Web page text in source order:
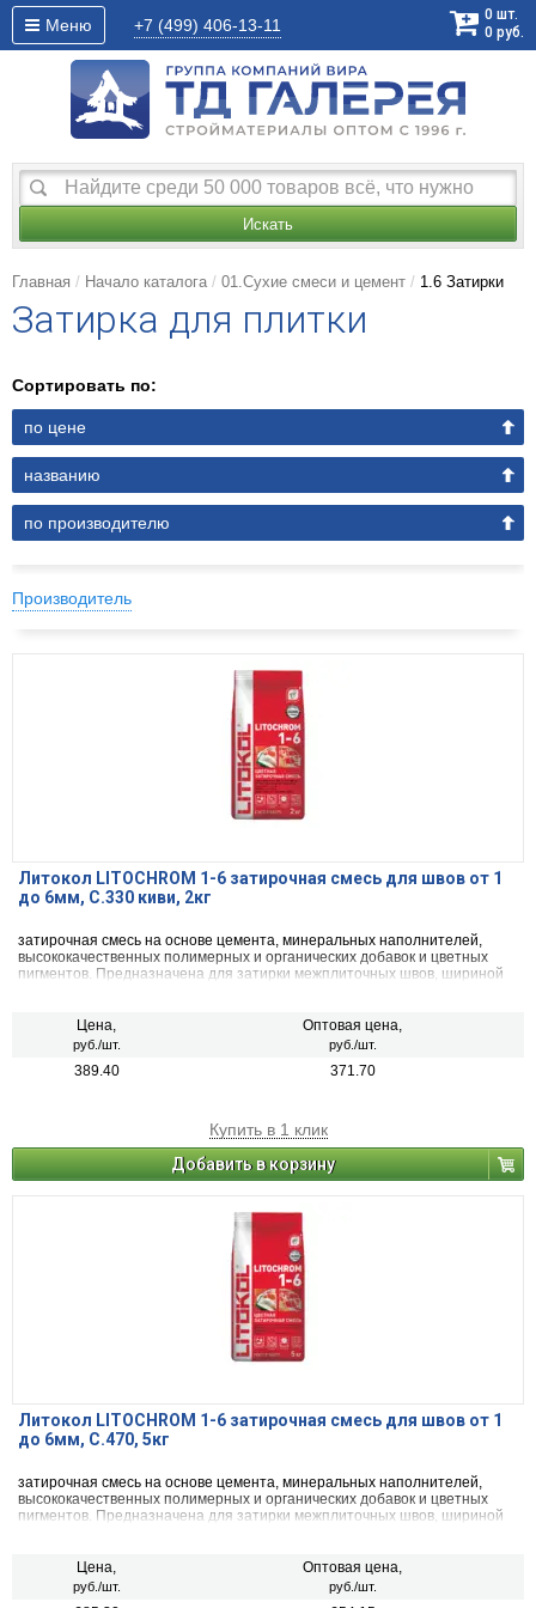
Меню +7 (499) 406-13-11
0 шт.
0 руб.
Искать
Главная Начало каталога 01.Сухие смеси и цемент 1.6 Затирки
Затирка для плитки
Сортировать по:
по цене
названию
по производителю
Производитель
Литокол LITOCHROM 1-6 затирочная смесь для швов от 1
до 6мм, С.330 киви, 2кг
затирочная смесь на основе цемента, минеральных наполнителей,
высококачественных полимерных и органических добавок и цветных
пигментов. Предназначена для затирки межплиточных швов, шириной
агломератом.
Цена,
руб./шт.
Оптовая цена,
руб./шт.
389.40 371.70
Купить в 1 клик
Добавить в корзину
Литокол LITOCHROM 1-6 затирочная смесь для швов от 1
до 6мм, С.470, 5кг
затирочная смесь на основе цемента, минеральных наполнителей,
высококачественных полимерных и органических добавок и цветных
пигментов. Предназначена для затирки межплиточных швов, шириной
агломератом.
Цена,
руб./шт.
Оптовая цена,
руб./шт.